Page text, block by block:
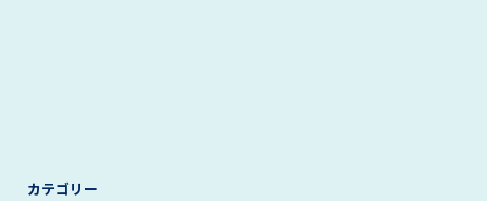
カテゴリー